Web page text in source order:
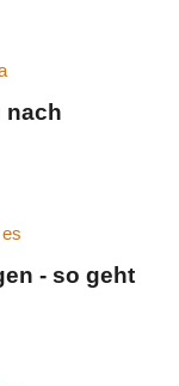
nach
- so geht